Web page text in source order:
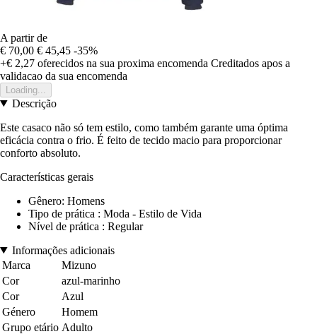
A partir de
€ 70,00 € 45,45 -35%
+€ 2,27 oferecidos na sua proxima encomenda Creditados apos a
validacao da sua encomenda
Loading...
Descrição
Este casaco não só tem estilo, como também garante uma óptima
eficácia contra o frio. É feito de tecido macio para proporcionar
conforto absoluto.
Características gerais
Gênero: Homens
Tipo de prática : Moda - Estilo de Vida
Nível de prática : Regular
Informações adicionais
Marca
Mizuno
Cor
azul-marinho
Cor
Azul
Género
Homem
Grupo etário Adulto